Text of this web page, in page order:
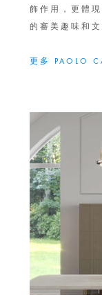
飾作用，更體
的審美趣味和文
更多 PAOLO